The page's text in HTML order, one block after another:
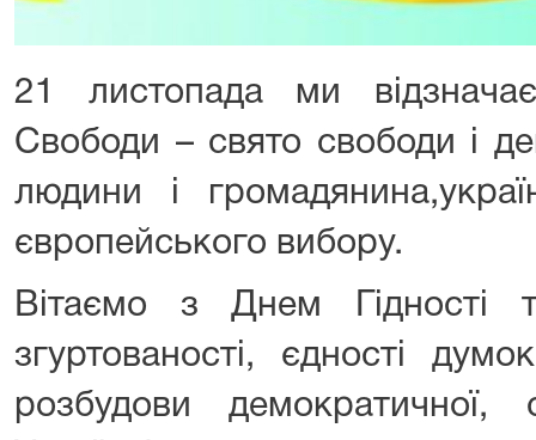
21 листопада ми
Свободи – свято свободи і
людини і
європейського вибору.
Вітаємо з Днем Гідності
згуртованості, єдності
розбудови демократичної,